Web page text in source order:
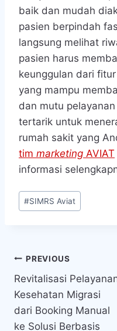
baik dan mudah
pasien berpindah
langsung melihat
pasien harus
keunggulan dari fitur
yang mampu
dan mutu
tertarik untuk
rumah sakit yang
tim marketing AVIAT
informasi
Post
Tags:
#SIMRS Aviat
Navigasi
pos
PREVIOUS
Revitalisasi
Kesehatan Migrasi
dari Booking Manual
ke Solusi Berbasis